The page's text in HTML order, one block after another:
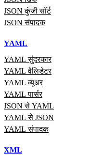
JSON कुंजी सॉर्ट
JSON संपादक
YAML
YAML सुंदरकार
YAML वैलिडेटर
YAML व्यूअर
YAML पार्सर
JSON से YAML
YAML से JSON
YAML संपादक
XML